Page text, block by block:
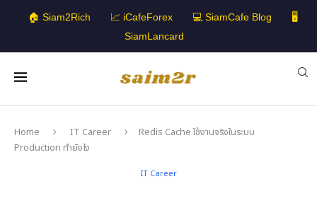
🏠 Siam2Rich 📈 iCafeForex 💻 SiamCafe Blog
🖥️
SiamLancard
Home IT Career
Redis Cache ใช้งานจริงในระบบ
Production ทำยังไง
IT Career